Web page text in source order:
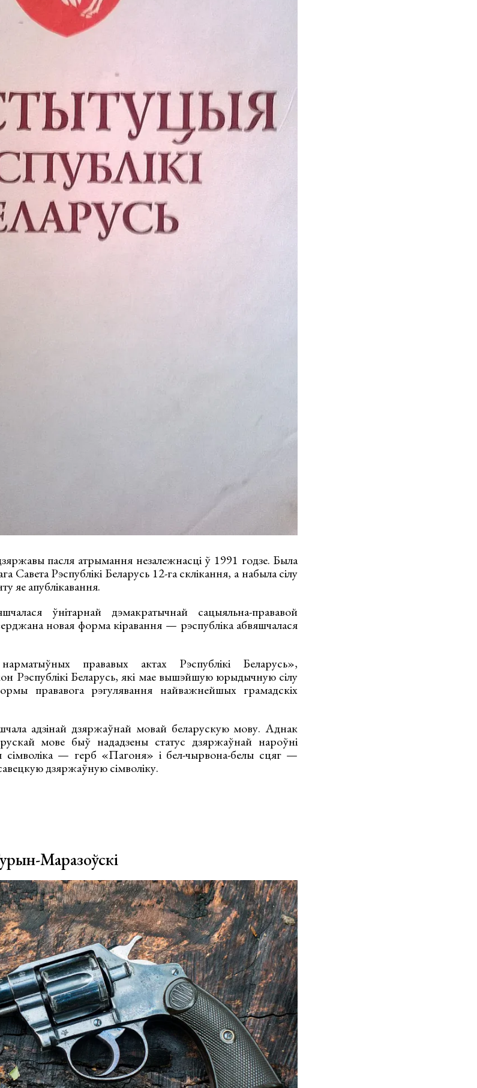
пасля атрымання незалежнасці ў 1991 годзе. Была
Савета Рэспублікі Беларусь 12-га склікання, а набыла сілу
яе апублікавання.
ўнітарнай дэмакратычнай сацыяльна-прававой
новая форма кіравання — рэспубліка абвяшчалася
прававых актах Рэспублікі Беларусь»,
Рэспублікі Беларусь, які мае вышэйшую юрыдычную сілу
прававога рэгулявання найважнейшых грамадскіх
адзінай дзяржаўнай мовай беларускую мову. Аднак
мове быў нададзены статус дзяржаўнай нароўні
сімволіка — герб «Пагоня» і бел-чырвона-белы сцяг —
дзяржаўную сімволіку.
Маразоўскі